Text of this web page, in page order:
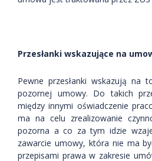
Przesłanki wskazujące na
Pewne przesłanki wskazują na
pozornej umowy. Do takich
między innymi oświadczenie
ma na celu zrealizowanie
pozorna a co za tym idzie
zawarcie umowy, która nie ma
przepisami prawa w zakresie